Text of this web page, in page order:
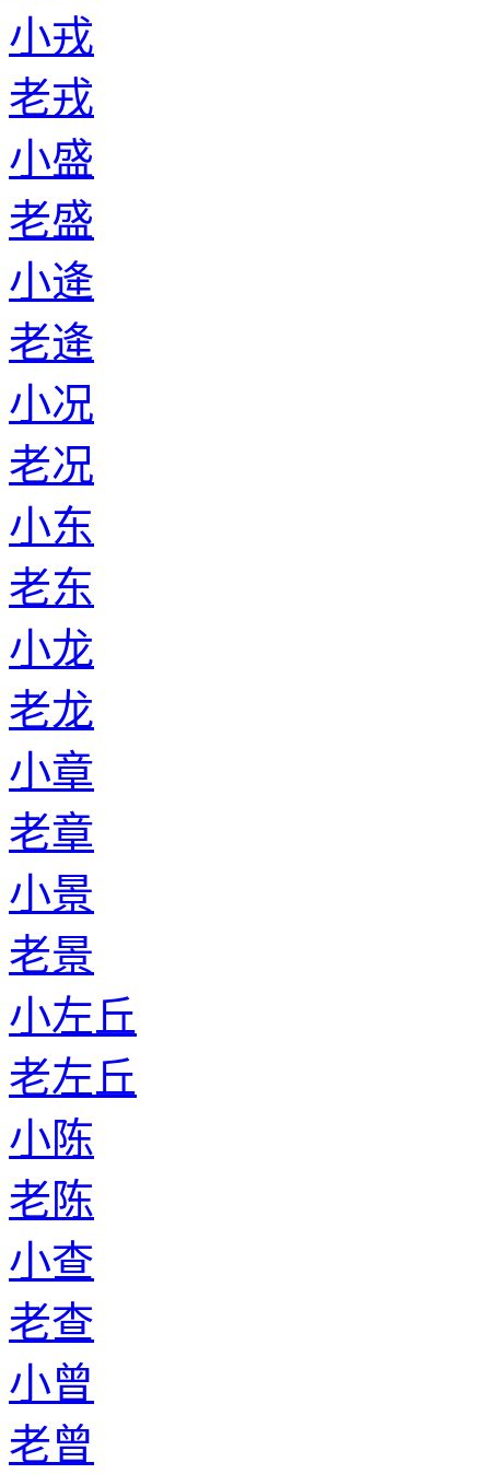
小戎
老戎
小盛
老盛
小逄
老逄
小况
老况
小东
老东
小龙
老龙
小章
老章
小景
老景
小左丘
老左丘
小陈
老陈
小查
老查
小曾
老曾